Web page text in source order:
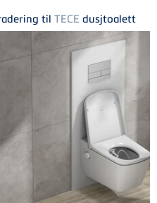
til TECE dusjtoalett